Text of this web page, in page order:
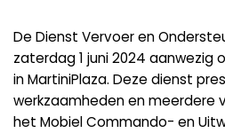
De Dienst Vervoer en
zaterdag 1 juni 2024 aanwezig
in MartiniPlaza. Deze dienst
werkzaamheden en meerdere
het Mobiel Commando- en